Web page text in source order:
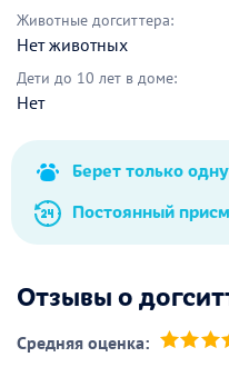
Животные догситтера:
Нет животных
Дети до 10 лет в доме:
Нет
Берет только
Постоянный
Отзывы о
Средняя оценка: